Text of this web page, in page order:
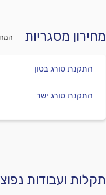
מחירון מסגריות
התקנת סורג בטון
התקנת סורג ישר
תקלות ועבודות